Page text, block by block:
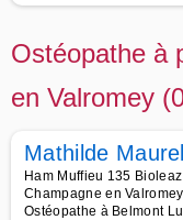
Ostéopathe à
en Valromey
Mathilde Maurel
Ham Muffieu 135
Champagne en
Ostéopathe à Belmont